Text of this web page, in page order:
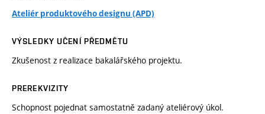
Ateliér produktového designu (APD)
VÝSLEDKY UČENÍ PŘEDMĚTU
Zkušenost z realizace bakalářského projektu.
PREREKVIZITY
Schopnost pojednat samostatně zadaný ateliérový úkol.